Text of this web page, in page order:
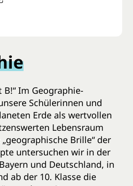
B!“ Im Geographie-
Schülerinnen und
Erde als wertvollen
Lebensraum
Brille“ der
untersuchen wir in der
und Deutschland, in
ab der 10. Klasse die